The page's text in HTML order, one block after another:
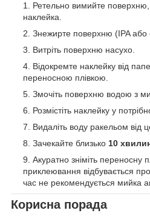
Ретельно вимийте
наклейка.
Знежирте поверхню (IPA або
Витріть поверхню насухо.
Відокремте наклейку від
переносною плівкою.
Змочіть поверхню водою з
Розмістіть наклейку у
Видаліть воду ракельом від
Зачекайте близько 10
Акуратно зніміть переносну
приклеювання відбувається
час не рекомендується мийка
Корисна порада